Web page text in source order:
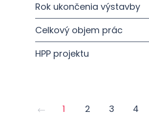
Rok ukončenia výstavby
Celkový objem prác
HPP projektu
1 2 3 4